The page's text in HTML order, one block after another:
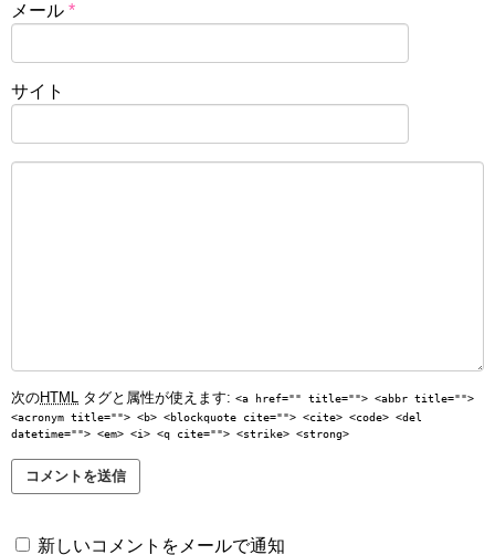
メール *
サイト
次のHTML タグと属性が使えます: <a href="" title=""> <abbr title="">
<acronym title=""> <b> <blockquote cite=""> <cite> <code> <del
datetime=""> <em> <i> <q cite=""> <strike> <strong>
新しいコメントをメールで通知